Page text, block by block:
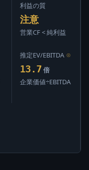
利益の質
注意
営業CF < 純利益
推定EV/EBITDA ⊙
13.7 倍
企業価値÷EBITDA